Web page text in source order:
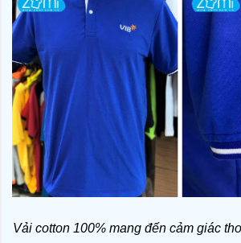
Vải cotton 100% mang đến cảm giác